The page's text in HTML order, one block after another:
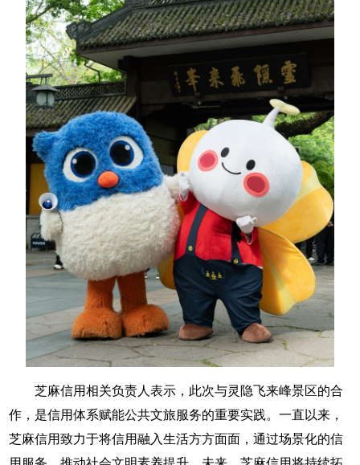
芝麻信用相关负责人表示，此次与灵隐飞来峰景区的合
作，是信用体系赋能公共文旅服务的重要实践。一直以来，
芝麻信用致力于将信用融入生活方方面面，通过场景化的信